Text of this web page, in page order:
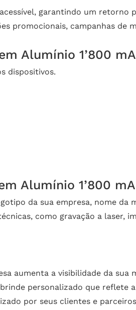
garantindo um retorno
promocionais, campanhas de
Alumínio 1’800
dispositivos.
Alumínio 1’800
da sua empresa, nome da
como gravação a laser,
aumenta a visibilidade da sua
personalizado que reflete
por seus clientes e